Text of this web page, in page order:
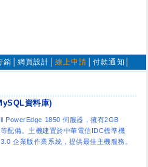
銷 網頁設計 線上申請 付款通知
資料庫)
PowerEdge 1850 伺服器，擁有2GB
配備。主機建置於中華電信IDC標準機
企業版作業系統，提供最佳主機服務。